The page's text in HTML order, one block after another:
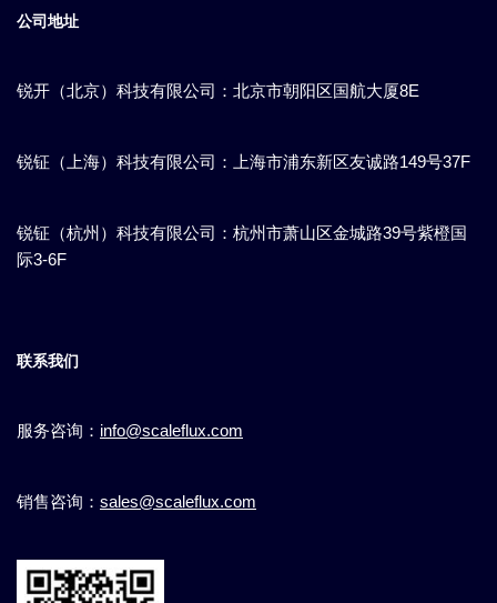
公司地址
锐开（北京）科技有限公司：北京市朝阳区国航大厦8E
锐钲（上海）科技有限公司：上海市浦东新区​友诚路149号37F
锐钲（杭州）科技有限公司：杭州市萧山区金城路39号紫橙国
际3-6F
联系我们
服务咨询： info@scaleflux.com
销售咨询： sales@scaleflux.com